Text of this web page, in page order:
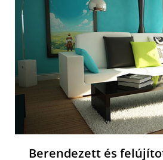
Berendezett és